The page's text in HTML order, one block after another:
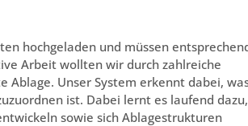
hochgeladen und müssen
Arbeit wollten wir durch zahlreiche
Unser System erkennt dabei,
ist. Dabei lernt es laufend dazu,
sowie sich Ablagestrukturen